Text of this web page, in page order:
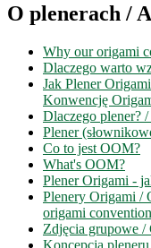
O plenerach /
Why our origami
Dlaczego warto
Jak Plener
Konwencję
Dlaczego plener?
Plener
Co to jest OOM?
What's OOM?
Plener Origami -
Plenery Origami /
origami
Zdjęcia grupowe /
Koncepcja